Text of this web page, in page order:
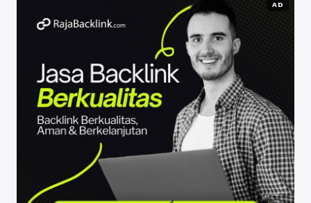
AD